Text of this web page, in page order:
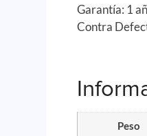
Garantía: 1
Contra
Peso